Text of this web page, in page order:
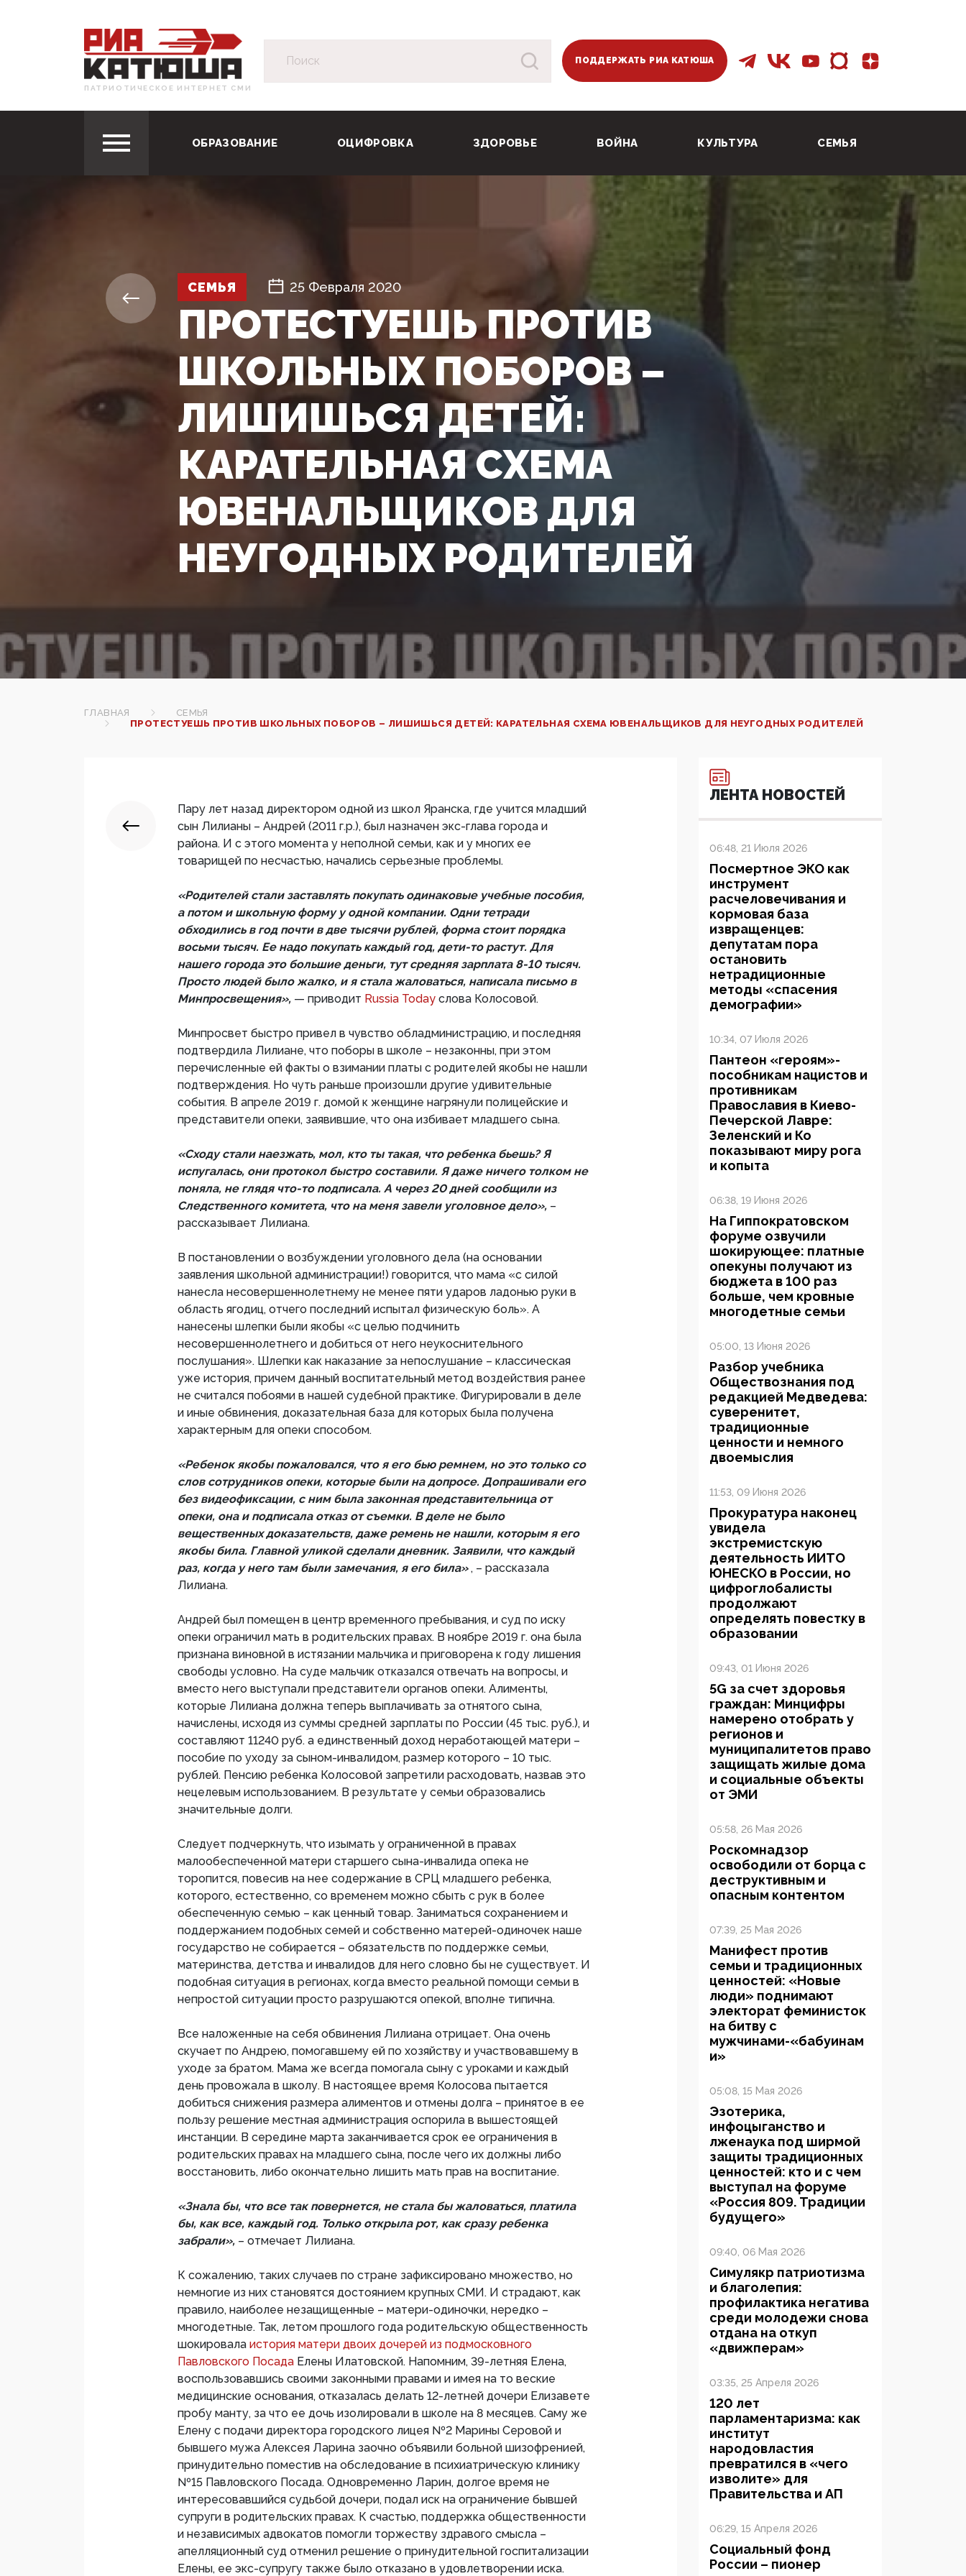
ПАТРИОТИЧЕСКОЕ ИНТЕРНЕТ СМИ
ПОДДЕРЖАТЬ РИА КАТЮША
ОБРАЗОВАНИЕ ОЦИФРОВКА ЗДОРОВЬЕ ВОЙНА КУЛЬТУРА СЕМЬЯ
СЕМЬЯ 25 Февраля 2020
ПРОТЕСТУЕШЬ ПРОТИВ
ШКОЛЬНЫХ ПОБОРОВ –
ЛИШИШЬСЯ ДЕТЕЙ:
КАРАТЕЛЬНАЯ СХЕМА
ЮВЕНАЛЬЩИКОВ ДЛЯ
НЕУГОДНЫХ РОДИТЕЛЕЙ
ГЛАВНАЯ
СЕМЬЯ
ПРОТЕСТУЕШЬ ПРОТИВ ШКОЛЬНЫХ ПОБОРОВ – ЛИШИШЬСЯ ДЕТЕЙ: КАРАТЕЛЬНАЯ СХЕМА ЮВЕНАЛЬЩИКОВ ДЛЯ НЕУГОДНЫХ РОДИТЕЛЕЙ
Пару лет назад директором одной из школ Яранска, где учится младший
сын Лилианы – Андрей (2011 г.р.), был назначен экс-глава города и
района. И с этого момента у неполной семьи, как и у многих ее
товарищей по несчастью, начались серьезные проблемы.
«Родителей стали заставлять покупать одинаковые учебные пособия,
а потом и школьную форму у одной компании. Одни тетради
обходились в год почти в две тысячи рублей, форма стоит порядка
восьми тысяч. Ее надо покупать каждый год, дети-то растут. Для
нашего города это большие деньги, тут средняя зарплата 8-10 тысяч.
Просто людей было жалко, и я стала жаловаться, написала письмо в
Минпросвещения», — приводит Russia Today слова Колосовой.
Минпросвет быстро привел в чувство обладминистрацию, и последняя
подтвердила Лилиане, что поборы в школе – незаконны, при этом
перечисленные ей факты о взимании платы с родителей якобы не нашли
подтверждения. Но чуть раньше произошли другие удивительные
события. В апреле 2019 г. домой к женщине нагрянули полицейские и
представители опеки, заявившие, что она избивает младшего сына.
«Сходу стали наезжать, мол, кто ты такая, что ребенка бьешь? Я
испугалась, они протокол быстро составили. Я даже ничего толком не
поняла, не глядя что-то подписала. А через 20 дней сообщили из
Следственного комитета, что на меня завели уголовное дело», –
рассказывает Лилиана.
В постановлении о возбуждении уголовного дела (на основании
заявления школьной администрации!) говорится, что мама «с силой
нанесла несовершеннолетнему не менее пяти ударов ладонью руки в
область ягодиц, отчего последний испытал физическую боль». А
нанесены шлепки были якобы «с целью подчинить
несовершеннолетнего и добиться от него неукоснительного
послушания». Шлепки как наказание за непослушание – классическая
уже история, причем данный воспитательный метод воздействия ранее
не считался побоями в нашей судебной практике. Фигурировали в деле
и иные обвинения, доказательная база для которых была получена
характерным для опеки способом.
«Ребенок якобы пожаловался, что я его бью ремнем, но это только со
слов сотрудников опеки, которые были на допросе. Допрашивали его
без видеофиксации, с ним была законная представительница от
опеки, она и подписала отказ от съемки. В деле не было
вещественных доказательств, даже ремень не нашли, которым я его
якобы била. Главной уликой сделали дневник. Заявили, что каждый
раз, когда у него там были замечания, я его била», – рассказала
Лилиана.
Андрей был помещен в центр временного пребывания, и суд по иску
опеки ограничил мать в родительских правах. В ноябре 2019 г. она была
признана виновной в истязании мальчика и приговорена к году лишения
свободы условно. На суде мальчик отказался отвечать на вопросы, и
вместо него выступали представители органов опеки. Алименты,
которые Лилиана должна теперь выплачивать за отнятого сына,
начислены, исходя из суммы средней зарплаты по России (45 тыс. руб.), и
составляют 11240 руб. а единственный доход неработающей матери –
пособие по уходу за сыном-инвалидом, размер которого – 10 тыс.
рублей. Пенсию ребенка Колосовой запретили расходовать, назвав это
нецелевым использованием. В результате у семьи образовались
значительные долги.
Следует подчеркнуть, что изымать у ограниченной в правах
малообеспеченной матери старшего сына-инвалида опека не
торопится, повесив на нее содержание в СРЦ младшего ребенка,
которого, естественно, со временем можно сбыть с рук в более
обеспеченную семью – как ценный товар. Заниматься сохранением и
поддержанием подобных семей и собственно матерей-одиночек наше
государство не собирается – обязательств по поддержке семьи,
материнства, детства и инвалидов для него словно бы не существует. И
подобная ситуация в регионах, когда вместо реальной помощи семьи в
непростой ситуации просто разрушаются опекой, вполне типична.
Все наложенные на себя обвинения Лилиана отрицает. Она очень
скучает по Андрею, помогавшему ей по хозяйству и участвовавшему в
уходе за братом. Мама же всегда помогала сыну с уроками и каждый
день провожала в школу. В настоящее время Колосова пытается
добиться снижения размера алиментов и отмены долга – принятое в ее
пользу решение местная администрация оспорила в вышестоящей
инстанции. В середине марта заканчивается срок ее ограничения в
родительских правах на младшего сына, после чего их должны либо
восстановить, либо окончательно лишить мать прав на воспитание.
«Знала бы, что все так повернется, не стала бы жаловаться, платила
бы, как все, каждый год. Только открыла рот, как сразу ребенка
забрали», – отмечает Лилиана.
К сожалению, таких случаев по стране зафиксировано множество, но
немногие из них становятся достоянием крупных СМИ. И страдают, как
правило, наиболее незащищенные – матери-одиночки, нередко –
многодетные. Так, летом прошлого года родительскую общественность
шокировала история матери двоих дочерей из подмосковного
Павловского Посада Елены Илатовской. Напомним, 39-летняя Елена,
воспользовавшись своими законными правами и имея на то веские
медицинские основания, отказалась делать 12-летней дочери Елизавете
пробу манту, за что ее дочь изолировали в школе на 8 месяцев. Саму же
Елену с подачи директора городского лицея №2 Марины Серовой и
бывшего мужа Алексея Ларина заочно объявили больной шизофренией,
принудительно поместив на обследование в психиатрическую клинику
№15 Павловского Посада. Одновременно Ларин, долгое время не
интересовавшийся судьбой дочери, подал иск на ограничение бывшей
супруги в родительских правах. К счастью, поддержка общественности
и независимых адвокатов помогли торжеству здравого смысла –
апелляционный суд отменил решение о принудительной госпитализации
Елены, ее экс-супругу также было отказано в удовлетворении иска.
ЛЕНТА НОВОСТЕЙ
06:48, 21 Июля 2026
Посмертное ЭКО как
инструмент
расчеловечивания и
кормовая база
извращенцев:
депутатам пора
остановить
нетрадиционные
методы «спасения
демографии»
10:34, 07 Июля 2026
Пантеон «героям»-
пособникам нацистов и
противникам
Православия в Киево-
Печерской Лавре:
Зеленский и Ко
показывают миру рога
и копыта
06:38, 19 Июня 2026
На Гиппократовском
форуме озвучили
шокирующее: платные
опекуны получают из
бюджета в 100 раз
больше, чем кровные
многодетные семьи
05:00, 13 Июня 2026
Разбор учебника
Обществознания под
редакцией Медведева:
суверенитет,
традиционные
ценности и немного
двоемыслия
11:53, 09 Июня 2026
Прокуратура наконец
увидела
экстремистскую
деятельность ИИТО
ЮНЕСКО в России, но
цифроглобалисты
продолжают
определять повестку в
образовании
09:43, 01 Июня 2026
5G за счет здоровья
граждан: Минцифры
намерено отобрать у
регионов и
муниципалитетов право
защищать жилые дома
и социальные объекты
от ЭМИ
05:58, 26 Мая 2026
Роскомнадзор
освободили от борца с
деструктивным и
опасным контентом
07:39, 25 Мая 2026
Манифест против
семьи и традиционных
ценностей: «Новые
люди» поднимают
электорат феминисток
на битву с
мужчинами-«бабуинам
и»
05:08, 15 Мая 2026
Эзотерика,
инфоцыганство и
лженаука под ширмой
защиты традиционных
ценностей: кто и с чем
выступал на форуме
«Россия 809. Традиции
будущего»
09:40, 06 Мая 2026
Симулякр патриотизма
и благолепия:
профилактика негатива
среди молодежи снова
отдана на откуп
«движперам»
03:35, 25 Апреля 2026
120 лет
парламентаризма: как
институт
народовластия
превратился в «чего
изволите» для
Правительства и АП
06:29, 15 Апреля 2026
Социальный фонд
России – пионер